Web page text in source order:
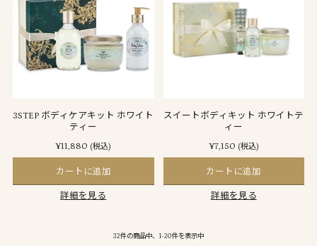
3STEP ボディケアキット ホワイト
ティー
¥11,880 (税込)
カートに追加
詳細を見る
スイートボディキット ホワイトテ
ィー
¥7,150 (税込)
カートに追加
詳細を見る
32件の商品中、1-20件を表示中